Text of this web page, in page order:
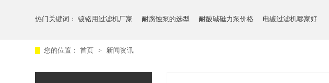
热门关键词： 镀铬用过滤机厂家 耐腐蚀泵的选型 耐酸碱磁力泵价格 电镀过滤机哪家好
您的位置： 首页 > 新闻资讯